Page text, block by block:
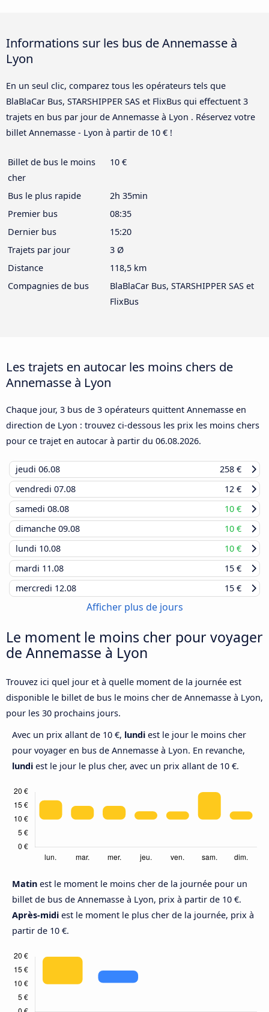
Informations sur les bus de Annemasse à
Lyon
En un seul clic, comparez tous les opérateurs tels que
BlaBlaCar Bus, STARSHIPPER SAS et FlixBus qui effectuent 3
trajets en bus par jour de Annemasse à Lyon . Réservez votre
billet Annemasse - Lyon à partir de 10 € !
Billet de bus le moins
cher
10 €
Bus le plus rapide
2h 35min
Premier bus
08:35
Dernier bus
15:20
Trajets par jour
3 Ø
Distance
118,5 km
Compagnies de bus
BlaBlaCar Bus, STARSHIPPER SAS et
FlixBus
Les trajets en autocar les moins chers de
Annemasse à Lyon
Chaque jour, 3 bus de 3 opérateurs quittent Annemasse en
direction de Lyon : trouvez ci-dessous les prix les moins chers
pour ce trajet en autocar à partir du 06.08.2026.
jeudi 06.08
258 €
vendredi 07.08
12 €
samedi 08.08
10 €
dimanche 09.08
10 €
lundi 10.08
10 €
mardi 11.08
15 €
mercredi 12.08 15 €
Afficher plus de jours
Le moment le moins cher pour voyager
de Annemasse à Lyon
Trouvez ici quel jour et à quelle moment de la journée est
disponible le billet de bus le moins cher de Annemasse à Lyon,
pour les 30 prochains jours.
Avec un prix allant de 10 €, lundi est le jour le moins cher
pour voyager en bus de Annemasse à Lyon. En revanche,
lundi est le jour le plus cher, avec un prix allant de 10 €.
Matin est le moment le moins cher de la journée pour un
billet de bus de Annemasse à Lyon, prix à partir de 10 €.
Après-midi est le moment le plus cher de la journée, prix à
partir de 10 €.